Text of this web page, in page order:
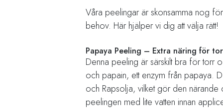
Våra peelingar är skonsamma nog
behov. Här hjälper vi dig att välja rätt!
Papaya Peeling – Extra näring för
Denna peeling är särskilt bra för torr
och papain, ett enzym från papaya.
och Rapsolja, vilket gör den
peelingen med lite vatten innan